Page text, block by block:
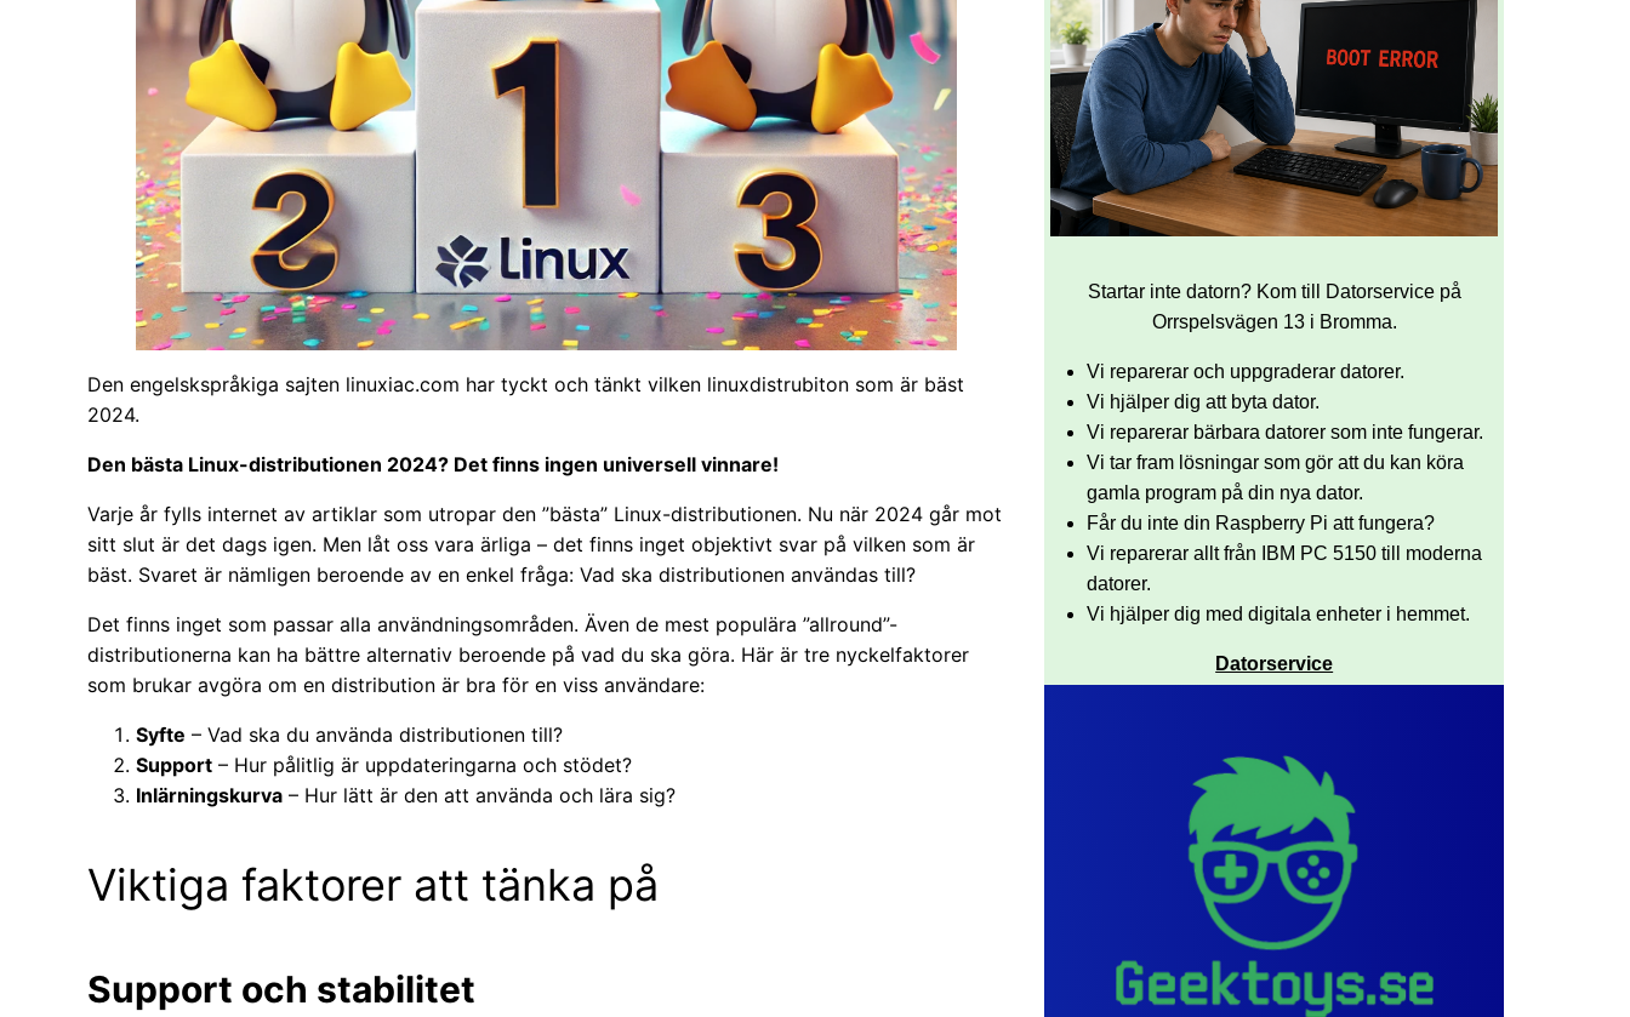
Den engelskspråkiga sajten linuxiac.com har tyckt och tänkt vilken linuxdistrubiton som är bäst
2024.
Den bästa Linux-distributionen 2024? Det finns ingen universell vinnare!
Varje år fylls internet av artiklar som utropar den ”bästa” Linux-distributionen. Nu när 2024 går mot
sitt slut är det dags igen. Men låt oss vara ärliga – det finns inget objektivt svar på vilken som är
bäst. Svaret är nämligen beroende av en enkel fråga: Vad ska distributionen användas till?
Det finns inget som passar alla användningsområden. Även de mest populära ”allround”-
distributionerna kan ha bättre alternativ beroende på vad du ska göra. Här är tre nyckelfaktorer
som brukar avgöra om en distribution är bra för en viss användare:
Syfte – Vad ska du använda distributionen till?
Support – Hur pålitlig är uppdateringarna och stödet?
Inlärningskurva – Hur lätt är den att använda och lära sig?
Viktiga faktorer att tänka på
Support och stabilitet
Startar inte datorn? Kom till Datorservice på
Orrspelsvägen 13 i Bromma.
Vi reparerar och uppgraderar datorer.
Vi hjälper dig att byta dator.
Vi reparerar bärbara datorer som inte fungerar.
Vi tar fram lösningar som gör att du kan köra
gamla program på din nya dator.
Får du inte din Raspberry Pi att fungera?
Vi reparerar allt från IBM PC 5150 till moderna
datorer.
Vi hjälper dig med digitala enheter i hemmet.
Datorservice